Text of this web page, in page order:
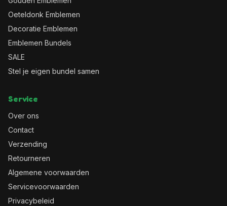
Oeteldonk Emblemen
Decoratie Emblemen
Emblemen Bundels
SALE
Stel je eigen bundel samen
Service
Over ons
Contact
Verzending
Retourneren
Algemene voorwaarden
Servicevoorwaarden
Privacybeleid